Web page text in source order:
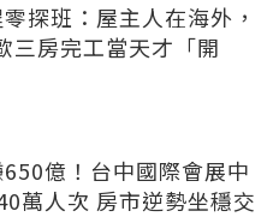
探班：屋主人在海外，
三房完工當天才「開
億！台中國際會展中
萬人次 房市逆勢坐穩交